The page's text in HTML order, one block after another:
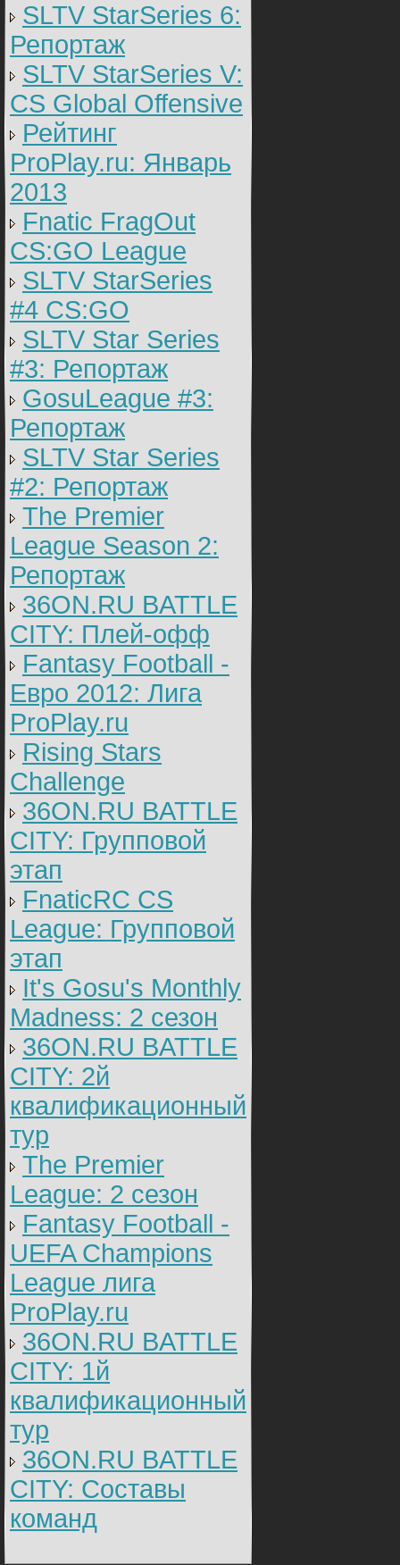
SLTV StarSeries 6:
Репортаж
SLTV StarSeries V:
CS Global Offensive
Рейтинг
ProPlay.ru: Январь
2013
Fnatic FragOut
CS:GO League
SLTV StarSeries
#4 CS:GO
SLTV Star Series
#3: Репортаж
GosuLeague #3:
Репортаж
SLTV Star Series
#2: Репортаж
The Premier
League Season 2:
Репортаж
36ON.RU BATTLE
CITY: Плей-офф
Fantasy Football -
Евро 2012: Лига
ProPlay.ru
Rising Stars
Challenge
36ON.RU BATTLE
CITY: Групповой
этап
FnaticRC CS
League: Групповой
этап
It's Gosu's Monthly
Madness: 2 сезон
36ON.RU BATTLE
CITY: 2й
квалификационный
тур
The Premier
League: 2 cезон
Fantasy Football -
UEFA Champions
League лига
ProPlay.ru
36ON.RU BATTLE
CITY: 1й
квалификационный
тур
36ON.RU BATTLE
CITY: Составы
команд